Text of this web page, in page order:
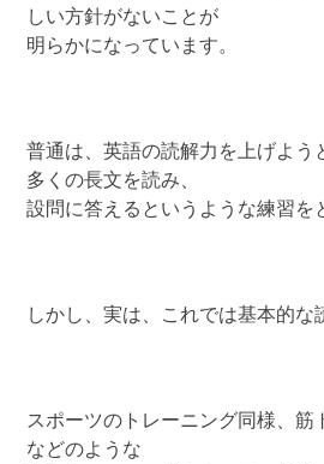
しい方針がないことが
明らかになっています。
普通は、英語の読解力を上げよう
多くの長文を読み、
設問に答えるというような練習を
しかし、実は、これでは基本的な
スポーツのトレーニング同様、筋
などのような